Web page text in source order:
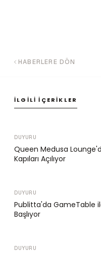
HABERLERE DÖN
İLGILI İÇERIKLER
DUYURU
Queen Medusa
Kapıları Açılıyor
DUYURU
Publitta'da GameTable
Başlıyor
DUYURU